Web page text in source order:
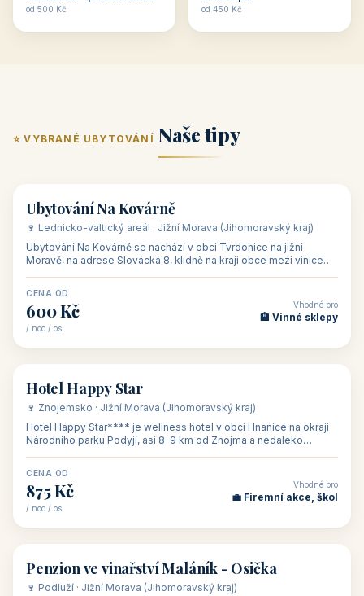
od 500 Kč od 450 Kč
⭐ VYBRANÉ UBYTOVÁNÍ Naše tipy
🏡 penzion
Ubytování Na Kovárně
🍷 Lednicko-valtický areál · Jižní Morava (Jihomoravský kraj)
Ubytování Na Kovárně se nachází v obci Tvrdonice na jižní
Moravě, na adrese Slovácká 8, klidně na kraji obce mezi vinicemi,
CENA OD
600 Kč
/ noc / os.
Vhodné pro
🏨 Vinné sklepy
🏨 hotel
Hotel Happy Star
🍷 Znojemsko · Jižní Morava (Jihomoravský kraj)
Hotel Happy Star**** je wellness hotel v obci Hnanice na okraji
Národního parku Podyjí, asi 8–9 km od Znojma a nedaleko
CENA OD
875 Kč
/ noc / os.
Vhodné pro
💼 Firemní akce, škol
🏡 penzion
Penzion ve vinařství Maláník - Osička
🍷 Podluží · Jižní Morava (Jihomoravský kraj)